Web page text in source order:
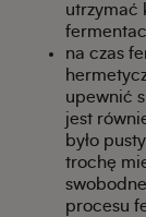
utrzymać
na czas
upewnić
jest
było
trochę
procesu